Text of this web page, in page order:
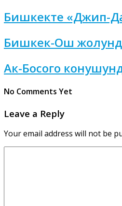
Бишкекте «Джип-
Бишкек-Ош
Ак-Босого
No Comments Yet
Leave a Reply
Your email address will not be